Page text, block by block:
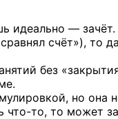
идеально —
счёт»),
без
но она
что-то, то может